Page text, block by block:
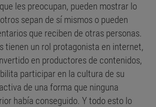
les preocupan, pueden mostrar lo
sepan de sí mismos o pueden
que reciben de otras personas.
tienen un rol protagonista en internet,
en productores de contenidos,
participar en la cultura de su
de una forma que ninguna
había conseguido. Y todo esto lo